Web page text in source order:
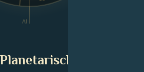
IV
Position